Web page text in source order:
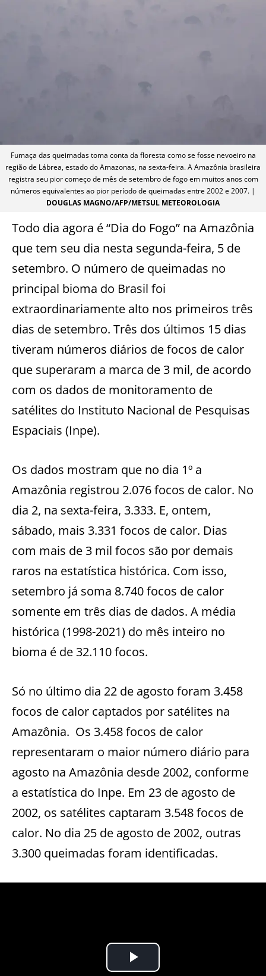
Fumaça das queimadas toma conta da floresta como se fosse nevoeiro na
região de Lábrea, estado do Amazonas, na sexta-feira. A Amazônia brasileira
registra seu pior começo de mês de setembro de fogo em muitos anos com
números equivalentes ao pior período de queimadas entre 2002 e 2007. |
DOUGLAS MAGNO/AFP/METSUL METEOROLOGIA
Todo dia agora é “Dia do Fogo” na Amazônia
que tem seu dia nesta segunda-feira, 5 de
setembro. O número de queimadas no
principal bioma do Brasil foi
extraordinariamente alto nos primeiros três
dias de setembro. Três dos últimos 15 dias
tiveram números diários de focos de calor
que superaram a marca de 3 mil, de acordo
com os dados de monitoramento de
satélites do Instituto Nacional de Pesquisas
Espaciais (Inpe).
Os dados mostram que no dia 1º a
Amazônia registrou 2.076 focos de calor. No
dia 2, na sexta-feira, 3.333. E, ontem,
sábado, mais 3.331 focos de calor. Dias
com mais de 3 mil focos são por demais
raros na estatística histórica. Com isso,
setembro já soma 8.740 focos de calor
somente em três dias de dados. A média
histórica (1998-2021) do mês inteiro no
bioma é de 32.110 focos.
Só no último dia 22 de agosto foram 3.458
focos de calor captados por satélites na
Amazônia. Os 3.458 focos de calor
representaram o maior número diário para
agosto na Amazônia desde 2002, conforme
a estatística do Inpe. Em 23 de agosto de
2002, os satélites captaram 3.548 focos de
calor. No dia 25 de agosto de 2002, outras
3.300 queimadas foram identificadas.